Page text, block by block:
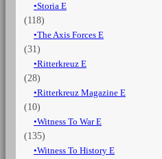
Storia E
(118)
The Axis Forces E
(31)
Ritterkreuz E
(28)
Ritterkreuz Magazine E
(10)
Witness To War E
(135)
Witness To History E